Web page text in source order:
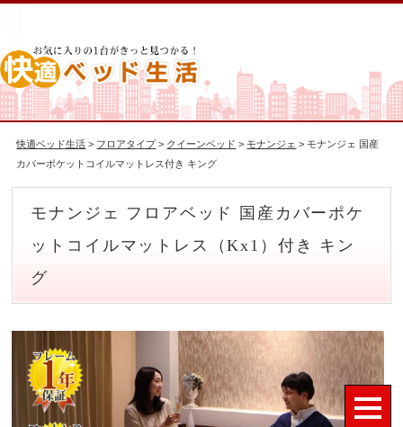
快適ベッド生活 > フロアタイプ > クイーンベッド >モナンジェ > モナンジェ 国産
カバーポケットコイルマットレス付き キング
モナンジェ フロアベッド 国産カバーポケ
ットコイルマットレス（Kx1）付き キン
グ